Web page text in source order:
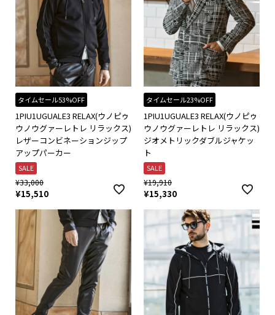
タイムセール53%OFF
1PIU1UGUALE3 RELAX(ウノピゥ
ウノウグァーレトレ リラックス)
レザーコンビネーションジップ
アップパーカー
SALE
¥33,000
¥15,510
タイムセール23%OFF
1PIU1UGUALE3 RELAX(ウノピゥ
ウノウグァーレトレ リラックス)
ジオメトリックダブルジャケッ
ト
SALE
¥19,910
¥15,330